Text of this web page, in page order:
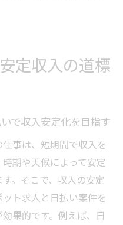
定収入の道標
で収入安定化を目指す
事は、短期間で収入を
期や天候によって安定
。そこで、収入の安定
ト求人と日払い案件を
果的です。例えば、日